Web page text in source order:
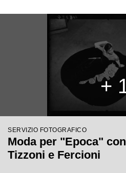
+
SERVIZIO FOTOGRAFICO
Moda per "Epoca"
Tizzoni e Fercioni